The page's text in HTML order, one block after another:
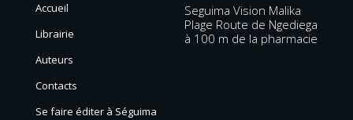
Accueil
Librairie
Auteurs
Contacts
Se faire éditer à Séguima
Seguima Vision Malika
Plage Route de Ngediega
à 100 m de la pharmacie